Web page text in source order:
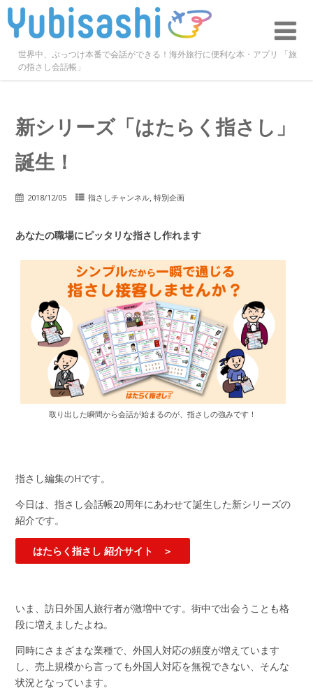
世界中、ぶっつけ本番で会話ができる！海外旅行に便利な本・アプリ 「旅
の指さし会話帳」
新シリーズ「はたらく指さし」
誕生！
2018/12/05 指さしチャンネル, 特別企画
あなたの職場にピッタリな指さし作れます
取り出した瞬間から会話が始まるのが、指さしの強みです！
指さし編集のHです。
今日は、指さし会話帳20周年にあわせて誕生した新シリーズの
紹介です。
はたらく指さし 紹介サイト ＞
いま、訪日外国人旅行者が激増中です。街中で出会うことも格
段に増えましたよね。
同時にさまざまな業種で、外国人対応の頻度が増えています
し、売上規模から言っても外国人対応を無視できない、そんな
状況となっています。